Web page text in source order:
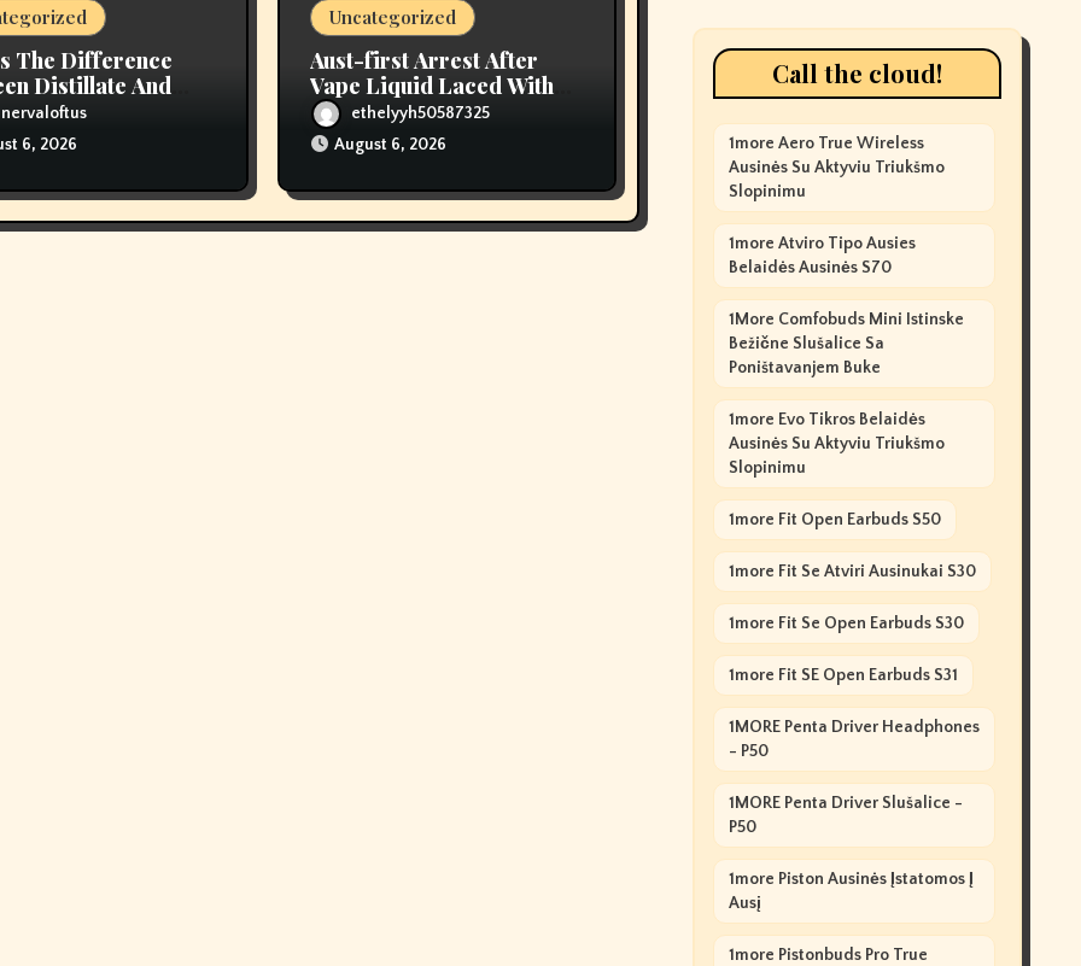
The Difference
Distillate And
Cartridges?
6, 2026
Uncategorized
Aust-first Arrest After
Vape Liquid Laced With
Opioidsethelyyh50587325
August 6, 2026
Call the cloud!
1more Aero True Wireless
Ausinės Su Aktyviu Triukšmo
Slopinimu
1more Atviro Tipo Ausies
Belaidės Ausinės S70
1More Comfobuds Mini Istinske
Bežične Slušalice Sa
Poništavanjem Buke
1more Evo Tikros Belaidės
Ausinės Su Aktyviu Triukšmo
Slopinimu
1more Fit Open Earbuds S50
1more Fit Se Atviri Ausinukai S30
1more Fit Se Open Earbuds S30
1more Fit SE Open Earbuds S31
1MORE Penta Driver Headphones
- P50
1MORE Penta Driver Slušalice -
P50
1more Piston Ausinės Įstatomos Į
Ausį
1more Pistonbuds Pro True